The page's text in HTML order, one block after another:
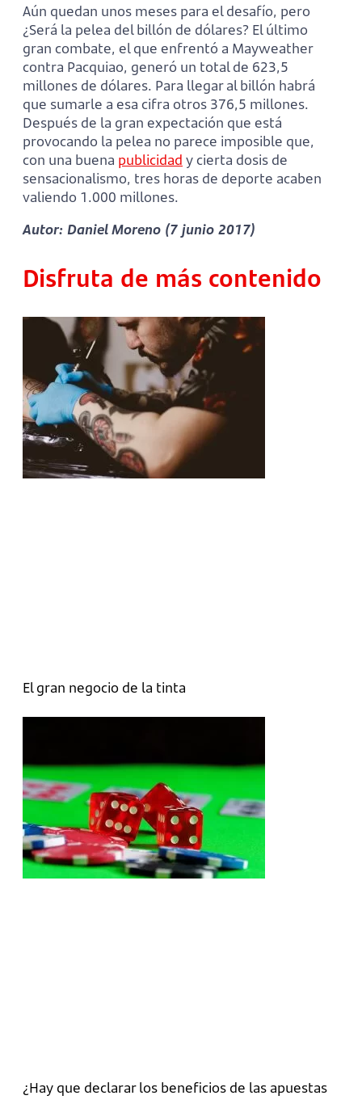
Aún quedan unos meses para el desafío, pero
¿Será la pelea del billón de dólares? El último
gran combate, el que enfrentó a Mayweather
contra Pacquiao, generó un total de 623,5
millones de dólares. Para llegar al billón habrá
que sumarle a esa cifra otros 376,5 millones.
Después de la gran expectación que está
provocando la pelea no parece imposible que,
con una buena publicidad y cierta dosis de
sensacionalismo, tres horas de deporte acaben
valiendo 1.000 millones.
Autor: Daniel Moreno (7 junio 2017)
Disfruta de más contenido
El gran negocio de la tinta
¿Hay que declarar los beneficios de las apuestas